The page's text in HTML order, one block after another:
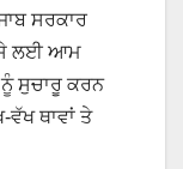
ਸਰਕਾਰ
ਲਈ ਆਮ
ਸੁਚਾਰੂ ਕਰਨ
ਵੱਖ ਥਾਵਾਂ ਤੇ